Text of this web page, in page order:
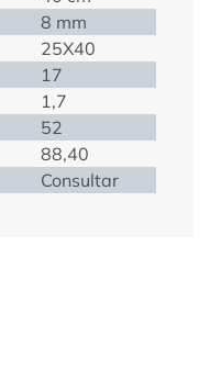
8 mm
25X40
17
1,7
52
88,40
Consultar